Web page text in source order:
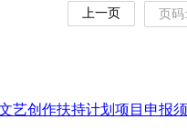
上一页 页
艺创作扶持计划项目申报